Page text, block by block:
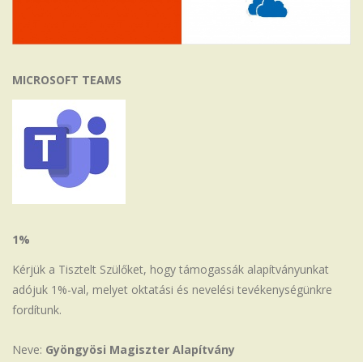
MICROSOFT TEAMS
1%
Kérjük a Tisztelt Szülőket, hogy támogassák alapítványunkat
adójuk 1%-val, melyet oktatási és nevelési tevékenységünkre
fordítunk.
Neve: Gyöngyösi Magiszter Alapítvány